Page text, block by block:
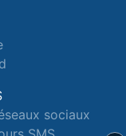
sociaux